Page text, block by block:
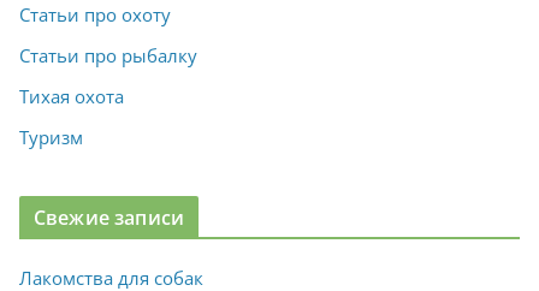
Статьи про охоту
Статьи про рыбалку
Тихая охота
Туризм
Свежие записи
Лакомства для собак